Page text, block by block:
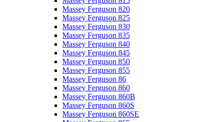
Massey Ferguson 820
Massey Ferguson 825
Massey Ferguson 830
Massey Ferguson 835
Massey Ferguson 840
Massey Ferguson 845
Massey Ferguson 850
Massey Ferguson 855
Massey Ferguson 86
Massey Ferguson 860
Massey Ferguson 860B
Massey Ferguson 860S
Massey Ferguson 860SE